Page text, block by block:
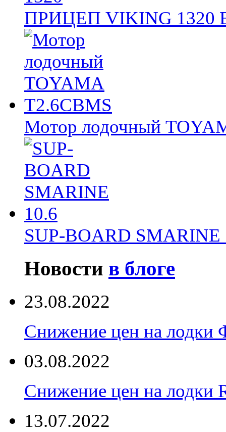
ПРИЦЕП VIKING
Мотор лодочный
SUP-BOARD
Новости в блоге
23.08.2022
Снижение цен на
03.08.2022
Снижение цен на лодки
13.07.2022